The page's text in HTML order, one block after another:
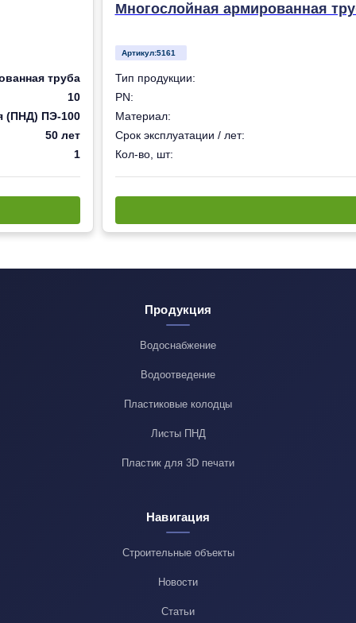
труба
10
(ПНД) ПЭ-100
50 лет
1
Многослойная армированная
Артикул:5161
Тип продукции:
PN:
Материал:
Срок эксплуатации / лет:
Кол-во, шт:
Продукция
Водоснабжение
Водоотведение
Пластиковые колодцы
Листы ПНД
Пластик для 3D печати
Навигация
Строительные объекты
Новости
Статьи